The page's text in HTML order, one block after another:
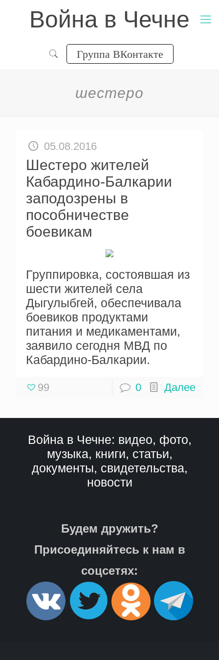
Война в Чечне
Группа ВКонтакте
шестеро
05.08.2016
Шестеро жителей
Кабардино-Балкарии
заподозрены в
пособничестве
боевикам
Группировка, состоявшая из
шести жителей села
Дыгулыбгей, обеспечивала
боевиков продуктами
питания и медикаментами,
заявило сегодня МВД по
Кабардино-Балкарии.
99 0 Далее
Война в Чечне: видео, фото,
музыка, книги, статьи,
документы, свидетельства,
новости
Будем дружить?
Присоединяйтесь к нам в
соцсетях: